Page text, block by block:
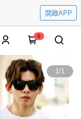
開啟APP
0
1/1